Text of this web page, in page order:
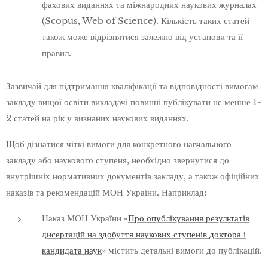
фахових виданнях та міжнародних наукових журналах
(Scopus, Web of Science). Кількість таких статей
також може відрізнятися залежно від установи та її
правил.
Зазвичай для підтримання кваліфікації та відповідності вимогам
закладу вищої освіти викладачі повинні публікувати не менше 1-
2 статей на рік у визнаних наукових виданнях.
Щоб дізнатися чіткі вимоги для конкретного навчального
закладу або наукового ступеня, необхідно звернутися до
внутрішніх нормативних документів закладу, а також офіційних
наказів та рекомендацій МОН України. Наприклад:
Наказ МОН України «Про опублікування результатів
дисертацій на здобуття наукових ступенів доктора і
кандидата наук» містить детальні вимоги до публікацій.